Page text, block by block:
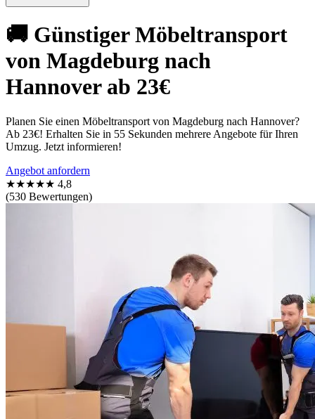
🚚 Günstiger Möbeltransport
von Magdeburg nach
Hannover ab 23€
Planen Sie einen Möbeltransport von Magdeburg nach Hannover?
Ab 23€! Erhalten Sie in 55 Sekunden mehrere Angebote für Ihren
Umzug. Jetzt informieren!
Angebot anfordern
★★★★★ 4,8
(530 Bewertungen)